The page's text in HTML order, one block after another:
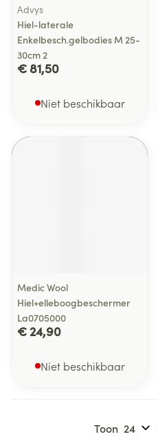
Advys
Hiel-laterale
Enkelbesch.gelbodies M 25-
30cm 2
€ 81,50
Niet beschikbaar
Medic Wool
Hiel+elleboogbeschermer
La0705000
€ 24,90
Niet beschikbaar
Toon